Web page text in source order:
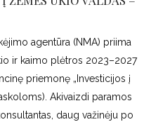
agentūra (NMA) priima
ir kaimo plėtros 2023–2027
priemonę „Investicijos į
Akivaizdi paramos
daug važinėju po